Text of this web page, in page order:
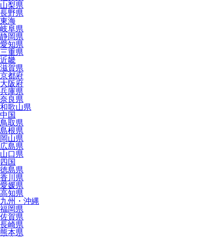
山梨県
長野県
東海
岐阜県
静岡県
愛知県
三重県
近畿
滋賀県
京都府
大阪府
兵庫県
奈良県
和歌山県
中国
鳥取県
島根県
岡山県
広島県
山口県
四国
徳島県
香川県
愛媛県
高知県
九州・沖縄
福岡県
佐賀県
長崎県
熊本県